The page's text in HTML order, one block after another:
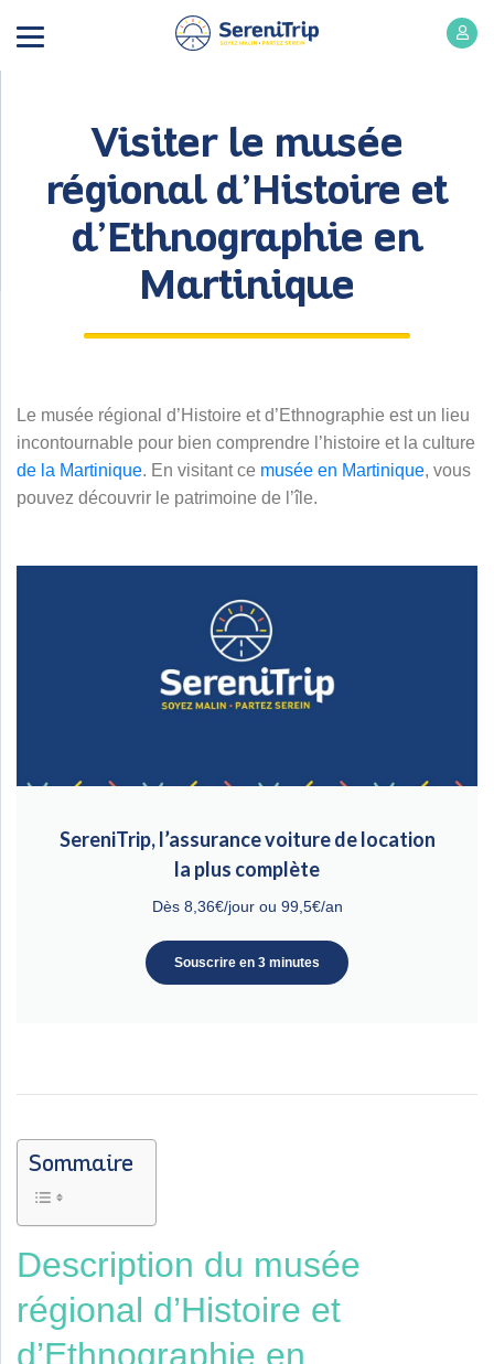
Visiter le musée
régional d’Histoire et
d’Ethnographie en
Martinique
Le musée régional d’Histoire et d’Ethnographie est un lieu
incontournable pour bien comprendre l’histoire et la culture
de la Martinique. En visitant ce musée en Martinique, vous
pouvez découvrir le patrimoine de l’île.
SereniTrip, l’assurance voiture de location
la plus complète
Dès 8,36€/jour ou 99,5€/an
Souscrire en 3 minutes
Sommaire
Description du musée
régional d’Histoire et
d’Ethnographie en